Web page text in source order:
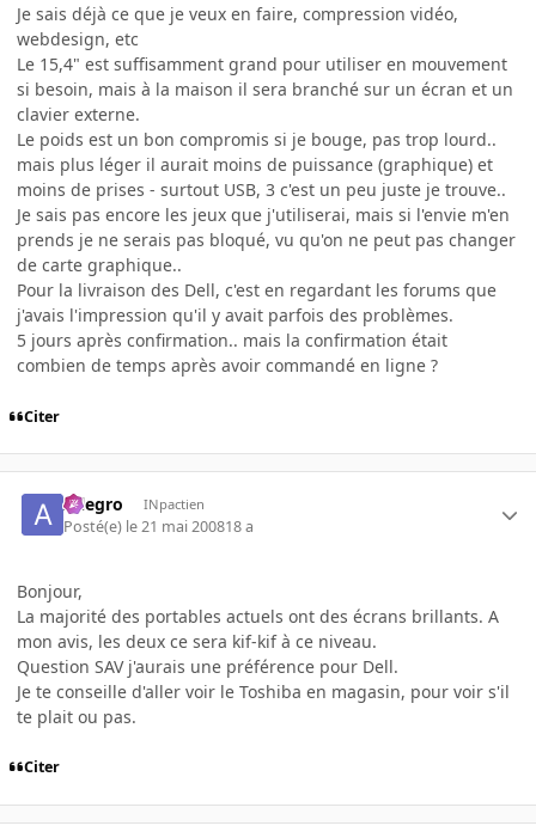
Je sais déjà ce que je veux en faire, compression vidéo,
webdesign, etc
Le 15,4" est suffisamment grand pour utiliser en mouvement
si besoin, mais à la maison il sera branché sur un écran et un
clavier externe.
Le poids est un bon compromis si je bouge, pas trop lourd..
mais plus léger il aurait moins de puissance (graphique) et
moins de prises - surtout USB, 3 c'est un peu juste je trouve..
Je sais pas encore les jeux que j'utiliserai, mais si l'envie m'en
prends je ne serais pas bloqué, vu qu'on ne peut pas changer
de carte graphique..
Pour la livraison des Dell, c'est en regardant les forums que
j'avais l'impression qu'il y avait parfois des problèmes.
5 jours après confirmation.. mais la confirmation était
combien de temps après avoir commandé en ligne ?
Citer
Allegro INpactien
Posté(e) le 21 mai 200818 a
Bonjour,
La majorité des portables actuels ont des écrans brillants. A
mon avis, les deux ce sera kif-kif à ce niveau.
Question SAV j'aurais une préférence pour Dell.
Je te conseille d'aller voir le Toshiba en magasin, pour voir s'il
te plait ou pas.
Citer